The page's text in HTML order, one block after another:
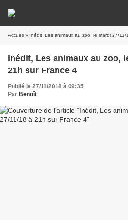
Accueil » Inédit, Les animaux au zoo, le mardi 27/
Inédit, Les animaux au zoo,
21h sur France 4
Publié le 27/11/2018 à 09:35
Par Benoît